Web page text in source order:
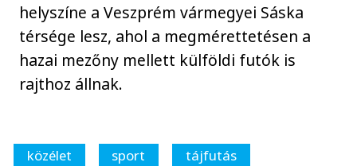
helyszíne a Veszprém vármegyei Sáska
térsége lesz, ahol a megmérettetésen a
hazai mezőny mellett külföldi futók is
rajthoz állnak.
közélet sport
tájfutás